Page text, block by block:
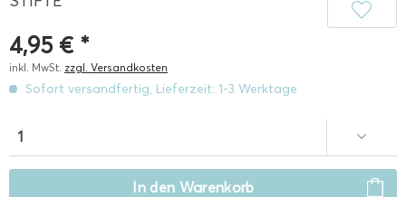
4,95 € *
inkl. MwSt. zzgl. Versandkosten
Sofort versandfertig, Lieferzeit: 1-3 Werktage
In den Warenkorb